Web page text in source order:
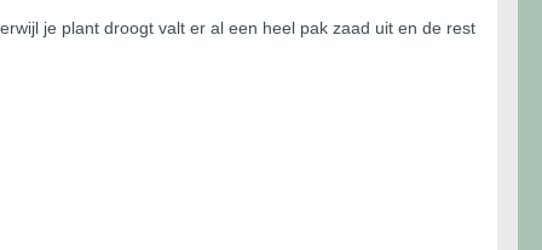
je plant droogt valt er al een heel pak zaad uit en de rest